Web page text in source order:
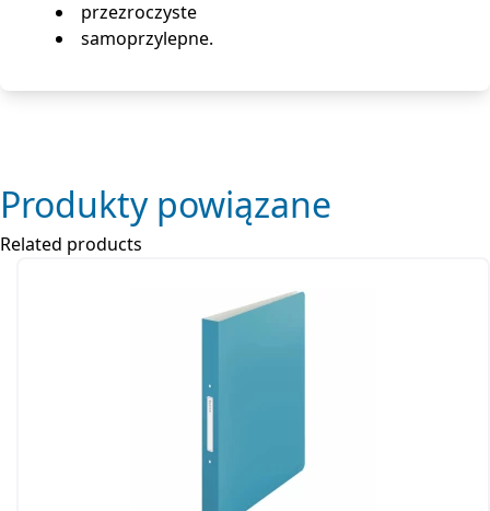
przezroczyste
samoprzylepne.
Produkty powiązane
Related products